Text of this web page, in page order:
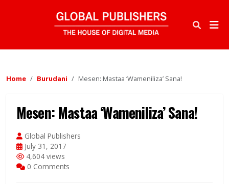
Home Burudani Mesen: Mastaa ‘Wameniliza’ Sana!
Mesen: Mastaa ‘Wameniliza’ Sana!
Global Publishers
July 31, 2017
4,604 views
0 Comments